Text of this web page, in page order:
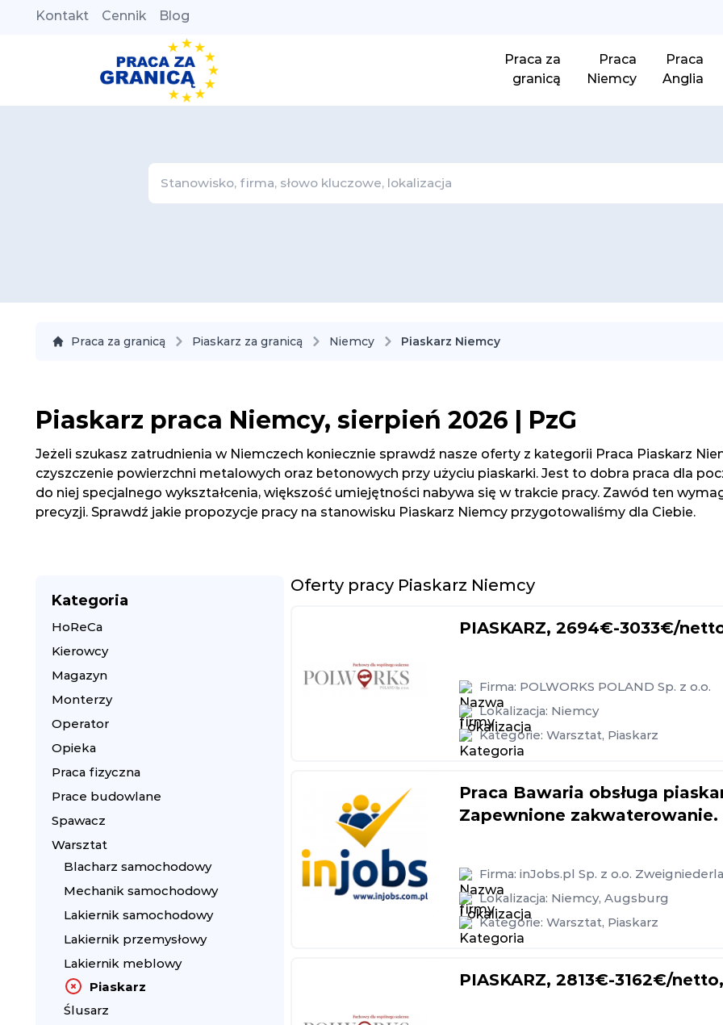
Kontakt Cennik Blog
Praca za
granicą
Praca
Niemcy
Praca
Anglia
Praca za granicą Piaskarz za granicą Niemcy Piaskarz Niemcy
Piaskarz praca Niemcy, sierpień 2026 | PzG
Jeżeli szukasz zatrudnienia w Niemczech koniecznie sprawdź nasze oferty z kategorii Praca Piaskarz
czyszczenie powierzchni metalowych oraz betonowych przy użyciu piaskarki. Jest to dobra praca dla
do niej specjalnego wykształcenia, większość umiejętności nabywa się w trakcie pracy. Zawód ten
precyzji. Sprawdź jakie propozycje pracy na stanowisku Piaskarz Niemcy przygotowaliśmy dla Ciebie.
Kategoria
HoReCa
Kierowcy
Magazyn
Monterzy
Operator
Opieka
Praca fizyczna
Prace budowlane
Spawacz
Warsztat
Blacharz samochodowy
Mechanik samochodowy
Lakiernik samochodowy
Lakiernik przemysłowy
Lakiernik meblowy
Piaskarz
Ślusarz
Oferty pracy Piaskarz Niemcy
PIASKARZ, 2694€-3033€/
Firma: POLWORKS POLAND Sp. z o.o.
Lokalizacja: Niemcy
Kategorie: Warsztat, Piaskarz
Praca Bawaria obsługa
Zapewnione zakwaterowanie.
Firma: inJobs.pl Sp. z o.o.
Lokalizacja: Niemcy, Augsburg
Kategorie: Warsztat, Piaskarz
PIASKARZ, 2813€-3162€/